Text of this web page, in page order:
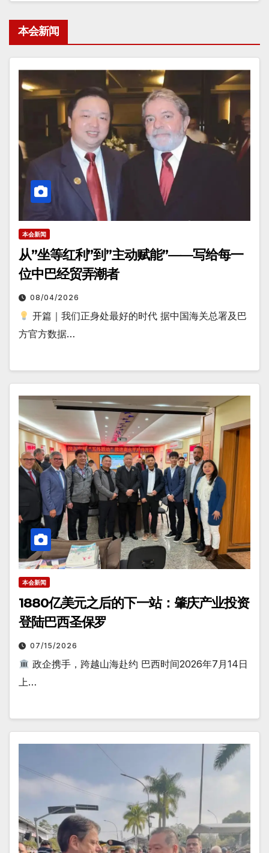
本会新闻
本会新闻
从”坐等红利”到”主动赋能”——写给每一
位中巴经贸弄潮者
08/04/2026
开篇｜我们正身处最好的时代 据中国海关总署及巴
方官方数据…
本会新闻
1880亿美元之后的下一站：肇庆产业投资
登陆巴西圣保罗
07/15/2026
政企携手，跨越山海赴约 巴西时间2026年7月14日
上…